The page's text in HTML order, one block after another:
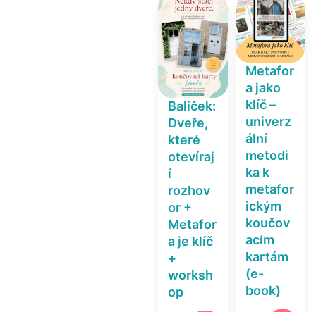
Balíček:
Dveře,
které
otevíraj
í
rozhov
or +
Metafor
a je klíč
+
worksh
op
Metafor
a jako
klíč –
univerz
ální
metodi
ka k
metafor
ickým
koučov
acím
kartám
(e-
book)